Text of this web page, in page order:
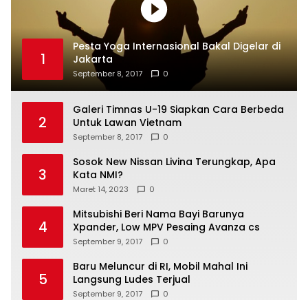
1
Pesta Yoga Internasional Bakal Digelar di
Jakarta
September 8, 2017 0
2
Galeri Timnas U-19 Siapkan Cara Berbeda
Untuk Lawan Vietnam
September 8, 2017 0
3
Sosok New Nissan Livina Terungkap, Apa
Kata NMI?
Maret 14, 2023 0
4
Mitsubishi Beri Nama Bayi Barunya
Xpander, Low MPV Pesaing Avanza cs
September 9, 2017 0
5
Baru Meluncur di RI, Mobil Mahal Ini
Langsung Ludes Terjual
September 9, 2017 0